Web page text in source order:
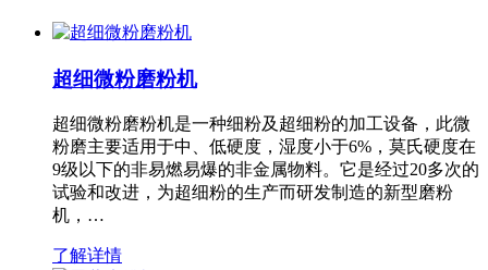
超细微粉磨粉机
超细微粉磨粉机是一种细粉及超细粉的加工设备，此微
粉磨主要适用于中、低硬度，湿度小于6%，莫氏硬度在
9级以下的非易燃易爆的非金属物料。它是经过20多次的
试验和改进，为超细粉的生产而研发制造的新型磨粉
机，…
了解详情